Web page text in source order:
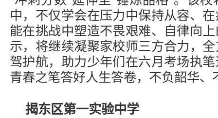
中，不仅学会在压力中保持从容、
能在挑战中塑造不畏艰难、自律向
示，将继续凝聚家校师三方合力，
驾护航，助力少年们在六月考场执
青春之笔答好人生答卷，不负韶华、
揭东区第一实验中学